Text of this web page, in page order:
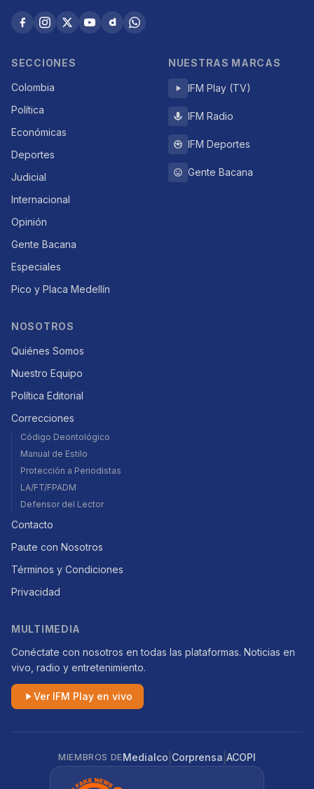
SECCIONES
Colombia
Política
Económicas
Deportes
Judicial
Internacional
Opinión
Gente Bacana
Especiales
Pico y Placa Medellín
NUESTRAS MARCAS
IFM Play (TV)
IFM Radio
IFM Deportes
Gente Bacana
NOSOTROS
Quiénes Somos
Nuestro Equipo
Política Editorial
Correcciones
Código Deontológico
Manual de Estilo
Protección a Periodistas
LA/FT/FPADM
Defensor del Lector
Contacto
Paute con Nosotros
Términos y Condiciones
Privacidad
MULTIMEDIA
Conéctate con nosotros en todas las plataformas. Noticias en
vivo, radio y entretenimiento.
Ver IFM Play en vivo
MIEMBROS DEMedialco Corprensa ACOPI